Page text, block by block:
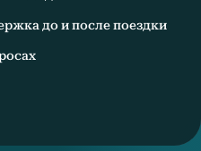
до и после поездки